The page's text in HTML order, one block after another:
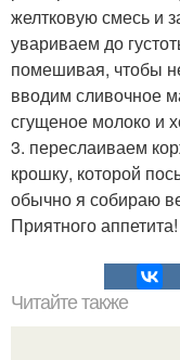
желтковую смесь и
увариваем до
помешивая, чтобы
вводим сливочное
сгущеное молоко и
3. переслаиваем
крошку, которой
обычно я собираю
Приятного аппетита!
Читайте также